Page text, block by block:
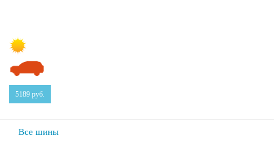
5189 руб.
Все шины